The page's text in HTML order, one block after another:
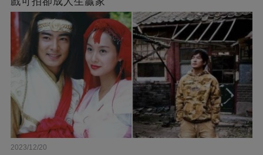
2023/12/20